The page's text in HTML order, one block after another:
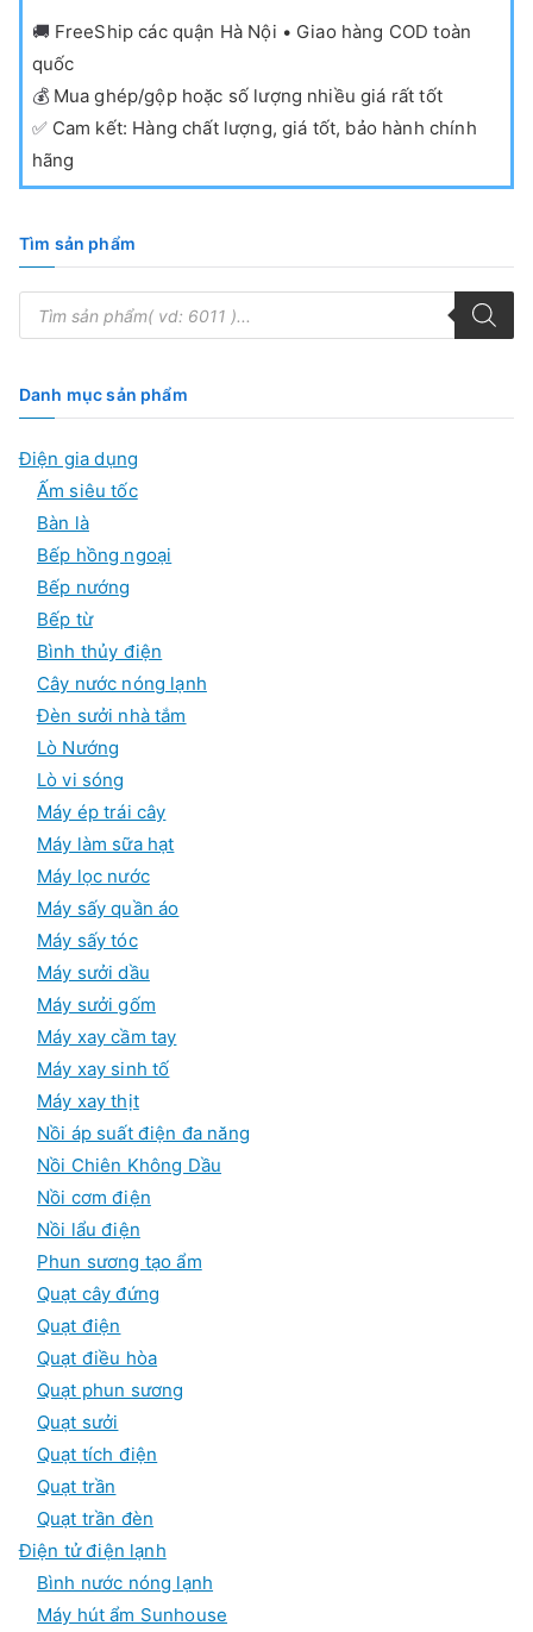
🚚 FreeShip các quận Hà Nội • Giao hàng COD toàn
quốc
💰 Mua ghép/gộp hoặc số lượng nhiều giá rất tốt
✅ Cam kết: Hàng chất lượng, giá tốt, bảo hành chính
hãng
Tìm sản phẩm
T
m
ế
m
s
n
Danh mục sản phẩm
Điện gia dụng
Ấm siêu tốc
Bàn là
Bếp hồng ngoại
Bếp nướng
Bếp từ
Bình thủy điện
Cây nước nóng lạnh
Đèn sưởi nhà tắm
Lò Nướng
Lò vi sóng
Máy ép trái cây
Máy làm sữa hạt
Máy lọc nước
Máy sấy quần áo
Máy sấy tóc
Máy sưởi dầu
Máy sưởi gốm
Máy xay cầm tay
Máy xay sinh tố
Máy xay thịt
Nồi áp suất điện đa năng
Nồi Chiên Không Dầu
Nồi cơm điện
Nồi lẩu điện
Phun sương tạo ẩm
Quạt cây đứng
Quạt điện
Quạt điều hòa
Quạt phun sương
Quạt sưởi
Quạt tích điện
Quạt trần
Quạt trần đèn
Điện tử điện lạnh
Bình nước nóng lạnh
Máy hút ẩm Sunhouse